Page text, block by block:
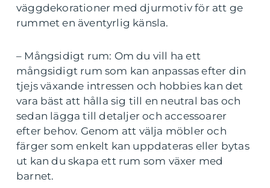
väggdekorationer med djurmotiv för att ge
rummet en äventyrlig känsla.
– Mångsidigt rum: Om du vill ha ett
mångsidigt rum som kan anpassas efter din
tjejs växande intressen och hobbies kan det
vara bäst att hålla sig till en neutral bas och
sedan lägga till detaljer och accessoarer
efter behov. Genom att välja möbler och
färger som enkelt kan uppdateras eller bytas
ut kan du skapa ett rum som växer med
barnet.